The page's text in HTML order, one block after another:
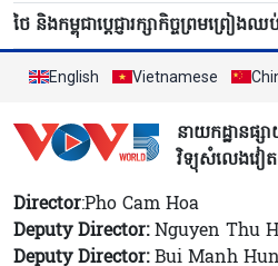
ថៃ និងកម្ពុជាប្តេជ្ញារក្សាកិច្ចព្រមព្រៀង
English Vietnamese
នាយកដ្ឋានផ្ស
វិទ្យុសំលេងវៀ
Director:Pho Cam Hoa
Deputy Director:Nguyen Thu
Deputy Director:Bui Manh